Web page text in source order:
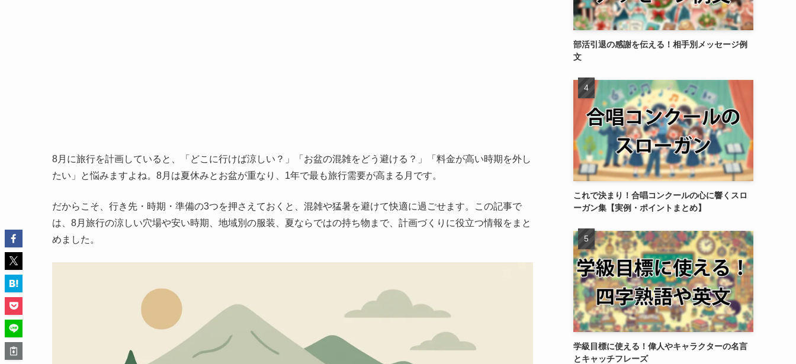
8月に旅行を計画していると、「どこに行けば涼しい？」「お盆の混雑をどう避ける？」「料金が高い時期を外し
たい」と悩みますよね。8月は夏休みとお盆が重なり、1年で最も旅行需要が高まる月です。
だからこそ、行き先・時期・準備の3つを押さえておくと、混雑や猛暑を避けて快適に過ごせます。この記事で
は、8月旅行の涼しい穴場や安い時期、地域別の服装、夏ならではの持ち物まで、計画づくりに役立つ情報をまと
めました。
部活引退の感謝を伝える！相手別メッセージ例
文
これで決まり！合唱コンクールの心に響くスロ
ーガン集【実例・ポイントまとめ】
学級目標に使える！偉人やキャラクターの名言
とキャッチフレーズ